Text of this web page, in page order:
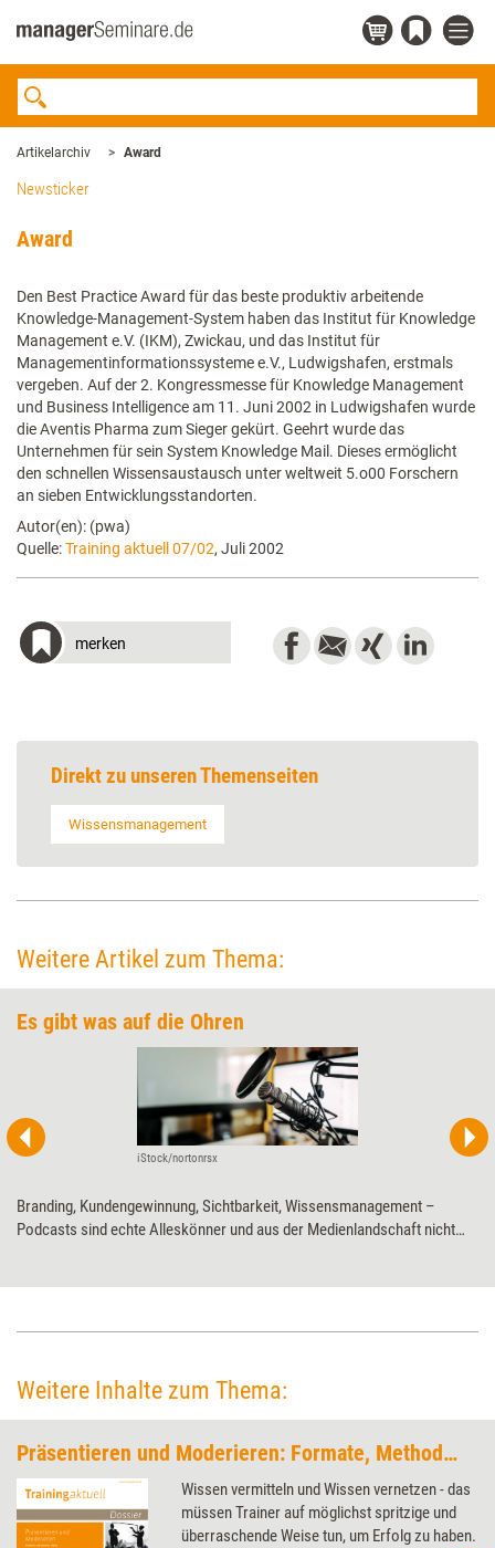
Artikelarchiv Award
Newsticker
Award
Den Best Practice Award für das beste produktiv arbeitende
Knowledge-Management-System haben das Institut für Knowledge
Management e.V. (IKM), Zwickau, und das Institut für
Managementinformationssysteme e.V., Ludwigshafen, erstmals
vergeben. Auf der 2. Kongressmesse für Knowledge Management
und Business Intelligence am 11. Juni 2002 in Ludwigshafen wurde
die Aventis Pharma zum Sieger gekürt. Geehrt wurde das
Unternehmen für sein System Knowledge Mail. Dieses ermöglicht
den schnellen Wissensaustausch unter weltweit 5.o00 Forschern
an sieben Entwicklungsstandorten.
Autor(en): (pwa)
Quelle:Training aktuell 07/02, Juli 2002
merken
Direkt zu unseren Themenseiten
Wissensmanagement
Weitere Artikel zum Thema:
Es gibt was auf die Ohren
iStock/nortonrsx
Branding, Kundengewinnung, Sichtbarkeit, Wissensmanagement –
Podcasts sind echte Alleskönner und aus der Medienlandschaft nicht
Weitere Inhalte zum Thema:
Präsentieren und Moderieren: Formate, Methoden, Tools
Wissen vermitteln und Wissen vernetzen - das
müssen Trainer auf möglichst spritzige und
überraschende Weise tun, um Erfolg zu haben.